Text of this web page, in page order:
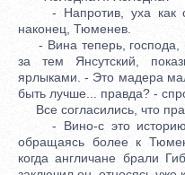
- Напротив, уха как
наконец, Тюменев.
- Вина теперь, господа,
за тем Янсутский,
ярлыками. - Это мадера
быть лучше... правда? -
Все согласились, что
- Вино-с это историю
обращаясь более к
когда англичане брали